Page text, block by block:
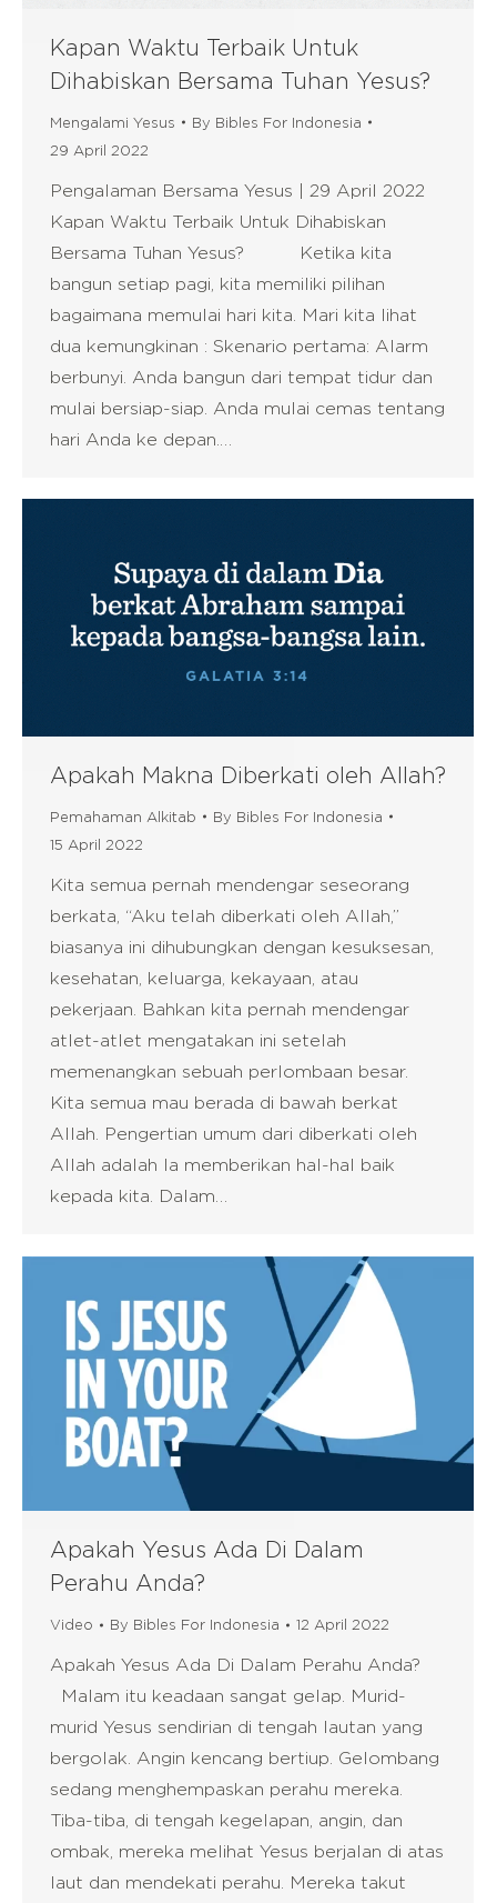
Kapan Waktu Terbaik Untuk
Dihabiskan Bersama Tuhan Yesus?
Mengalami Yesus By Bibles For Indonesia
29 April 2022
Pengalaman Bersama Yesus | 29 April 2022
Kapan Waktu Terbaik Untuk Dihabiskan
Bersama Tuhan Yesus? Ketika kita
bangun setiap pagi, kita memiliki pilihan
bagaimana memulai hari kita. Mari kita lihat
dua kemungkinan : Skenario pertama: Alarm
berbunyi. Anda bangun dari tempat tidur dan
mulai bersiap-siap. Anda mulai cemas tentang
hari Anda ke depan.…
Apakah Makna Diberkati oleh Allah?
Pemahaman Alkitab By Bibles For Indonesia
15 April 2022
Kita semua pernah mendengar seseorang
berkata, “Aku telah diberkati oleh Allah,”
biasanya ini dihubungkan dengan kesuksesan,
kesehatan, keluarga, kekayaan, atau
pekerjaan. Bahkan kita pernah mendengar
atlet-atlet mengatakan ini setelah
memenangkan sebuah perlombaan besar.
Kita semua mau berada di bawah berkat
Allah. Pengertian umum dari diberkati oleh
Allah adalah Ia memberikan hal-hal baik
kepada kita. Dalam…
Apakah Yesus Ada Di Dalam
Perahu Anda?
Video By Bibles For Indonesia 12 April 2022
Apakah Yesus Ada Di Dalam Perahu Anda?
Malam itu keadaan sangat gelap. Murid-
murid Yesus sendirian di tengah lautan yang
bergolak. Angin kencang bertiup. Gelombang
sedang menghempaskan perahu mereka.
Tiba-tiba, di tengah kegelapan, angin, dan
ombak, mereka melihat Yesus berjalan di atas
laut dan mendekati perahu. Mereka takut